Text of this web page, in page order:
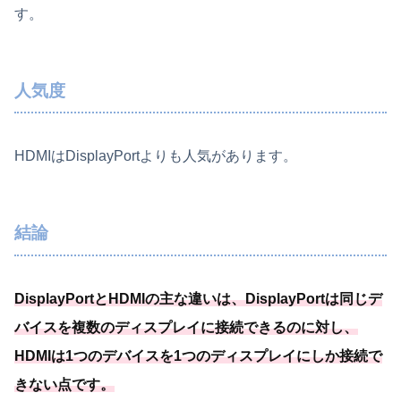
す。
人気度
HDMIはDisplayPortよりも人気があります。
結論
DisplayPortとHDMIの主な違いは、DisplayPortは同じデ
バイスを複数のディスプレイに接続できるのに対し、
HDMIは1つのデバイスを1つのディスプレイにしか接続で
きない点です。